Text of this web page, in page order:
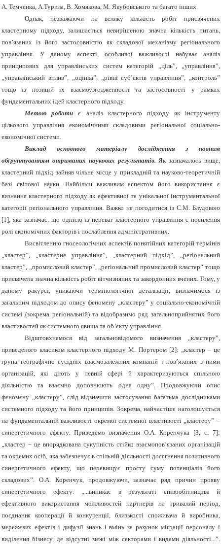
А. Темченка, А.Турила, В. Хомякова, М. Якубовського та багато інших.
Однак, незважаючи на велику кількість робіт присвячених
кластерному підходу, залишається невирішеною значна кількість питань,
пов’язаних із його застосовністю як складової механізму регіонального
управління. У даному аспекті, особливої важливості набуває аналіз
принципових для управлінських систем категорій „ціль”, „управління”,
„управлінський вплив”, „оцінка”, „рівні суб’єктів управління”, „контроль”
тощо із позицій їх взаємоузгодженності та застосовності у рамках
фундаментальних ідей кластерного підходу.
Метою роботи є аналіз кластерного підходу як інструменту
цільового управління економічними складовими регіональної соціально-
економічної системи.
Виклад основного матеріалу дослідження з повним
обґрунтуванням отриманих наукових результатів.Як зазначалось вище,
кластерний підхід зайняв чільне місце у прикладній та науково-теоретичній
базі світової науки. Найбільш важливим аспектом його використання є
визнання кластерного підходу як ефективної та унікальної інструментальної
категорії регіонального управління. Важко не погодитися із С.М. Блудовою
[1], яка зазначає, що однією із переваг кластерного управління є посилення
ролі економічних факторів і послаблення адміністративних.
Висвітленню гносеологічних аспектів понятійних категорій термінів
„кластер”, „кластерне управління”, „кластерний підхід”, „регіональний
кластер”, „промисловий кластер”, „регіональний промисловий кластер” тощо
присвячена значна кількість робіт вітчизняних та закордонних вчених. Тому, у
даному ракурсі, уникаючи термінологічної деталізації, визначимося із
загальним підходом до опису феномену „кластеру” у соціально-економічній
системі (зокрема регіональній) та відобразимо ряд загальноприйнятих його
властивостей як системного явища та об’єкту управління.
Відштовхнемося від загальновідомого визначення „кластеру”,
приведеного класиком кластерного підходу М. Портером [2]: „кластер – це
група географічно сусідніх взаємозалежних компаній і пов’язаних з ними
організацій, які діють у певній сфері й характеризуються спільною
діяльністю та взаємно доповнюють одна одну”. Продовжуючи опис
феномену „кластеру”, слід відзначити застосування багатьма дослідниками
системного підходу та його принципів. Зокрема, найчастіше наголошується
на фундаментальній важливості окремої системної властивості „кластеру” –
синергетичного ефекту. Приведемо визначення О.А. Коренчука [3, с. 7]:
„кластер – це впорядкована сукупність стійко взаємопов’язаних організацій
та окремих осіб, яка забезпечує в спільній діяльності досягнення позитивного
синергетичного ефекту, що перевищує просту суму потенціалів його
складових”. О.А. Коренчук, продовжуючи, зазначає ряд причин прояву
синергетичного ефекту: „...виникає в результаті співробітництва й
ефективного використання можливостей партнерів на тривалий період,
поєднання кооперації й конкуренції, близькості споживача й виробника,
мережевих ефектів і дифузії знань і вмінь за рахунокміграції персоналу і
виділення бізнесу, де відсутні межі між секторами і видами діяльності...”.